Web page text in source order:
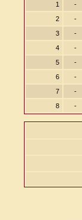
1
-
2
-
3
-
4
-
5
-
6
-
7
-
8
-